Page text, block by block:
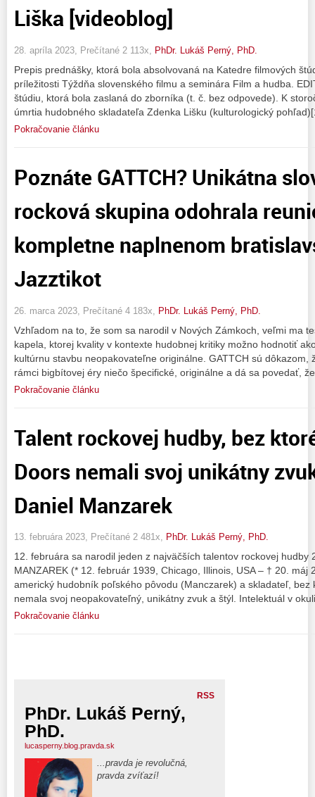
Liška [videoblog]
28. apríla 2023, Prečítané 2 113x, PhDr. Lukáš Perný, PhD.
Prepis prednášky, ktorá bola absolvovaná na Katedre filmových
príležitosti Týždňa slovenského filmu a seminára Film a hudba.
štúdiu, ktorá bola zaslaná do zborníka (t. č. bez odpovede). K
úmrtia hudobného skladateľa Zdenka Lišku (kulturologický
Pokračovanie článku
Poznáte GATTCH? Unikátna
rocková skupina odohrala
kompletne naplnenom
Jazztikot
26. marca 2023, Prečítané 4 183x, PhDr. Lukáš Perný, PhD.
Vzhľadom na to, že som sa narodil v Nových Zámkoch, veľmi ma
kapela, ktorej kvality v kontexte hudobnej kritiky možno hodnotiť
kultúrnu stavbu neopakovateľne originálne. GATTCH sú dôkazom,
rámci bigbítovej éry niečo špecifické, originálne a dá sa povedať,
Pokračovanie článku
Talent rockovej hudby, bez
Doors nemali svoj unikátny
Daniel Manzarek
13. februára 2023, Prečítané 2 481x, PhDr. Lukáš Perný, PhD.
12. februára sa narodil jeden z najväčších talentov rockovej hudby
MANZAREK (* 12. február 1939, Chicago, Illinois, USA – † 20. máj
americký hudobník poľského pôvodu (Manczarek) a skladateľ, bez
nemala svoj neopakovateľný, unikátny zvuk a štýl. Intelektuál v
Pokračovanie článku
RSS
PhDr. Lukáš Perný,
PhD.
lucasperny.blog.pravda.sk
...pravda je revolučná,
pravda zvíťazí!